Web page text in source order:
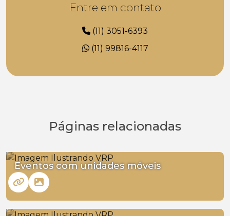
Entre em contato
(11) 3051-6393
(11) 99816-4117
Páginas relacionadas
Eventos com unidades móveis